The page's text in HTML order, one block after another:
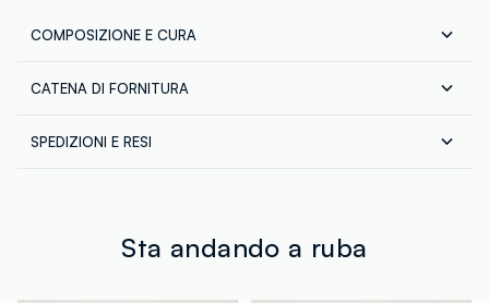
COMPOSIZIONE E CURA
Composizione: 88% COTONE,12% POLIESTERE
CATENA DI FORNITURA
JB LICENSES SRL
SPEDIZIONI E RESI
tuoi prodotti in negozio, il servizio è sempre gratuito.
Sta andando a ruba